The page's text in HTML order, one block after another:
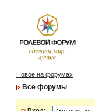
Новое на форумах
Все форумы